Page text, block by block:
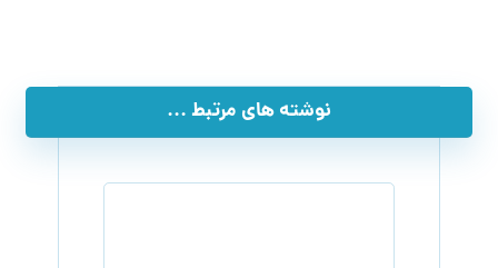
نوشته های مرتبط ...